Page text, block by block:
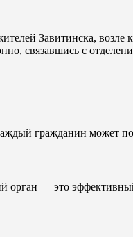
Завитинска,
связавшись с
гражданин может
орган — это